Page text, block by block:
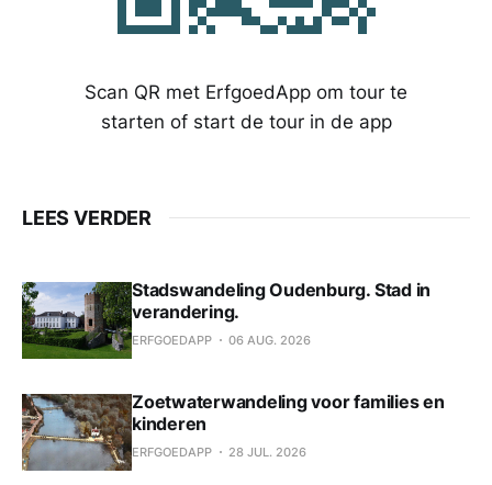
Scan QR met ErfgoedApp om tour te
starten of start de tour in de app
LEES VERDER
Stadswandeling Oudenburg. Stad in
verandering.
ERFGOEDAPP 06 AUG. 2026
Zoetwaterwandeling voor families en
kinderen
ERFGOEDAPP 28 JUL. 2026